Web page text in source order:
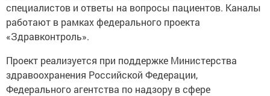
специалистов и ответы на вопросы пациентов. Каналы
работают в рамках федерального проекта
«Здравконтроль».
Проект реализуется при поддержке Министерства
здравоохранения Российской Федерации,
Федерального агентства по надзору в сфере